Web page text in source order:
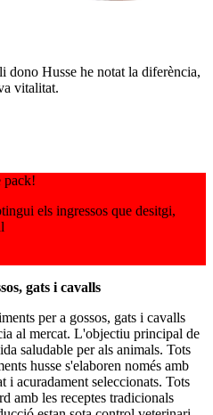
Husse he notat la diferència,
vitalitat.
pack!
els ingressos que desitgi,
gats i cavalls
per a gossos, gats i cavalls
al mercat. L'objectiu principal de
saludable per als animals. Tots
husse s'elaboren només amb
i acuradament seleccionats. Tots
amb les receptes tradicionals